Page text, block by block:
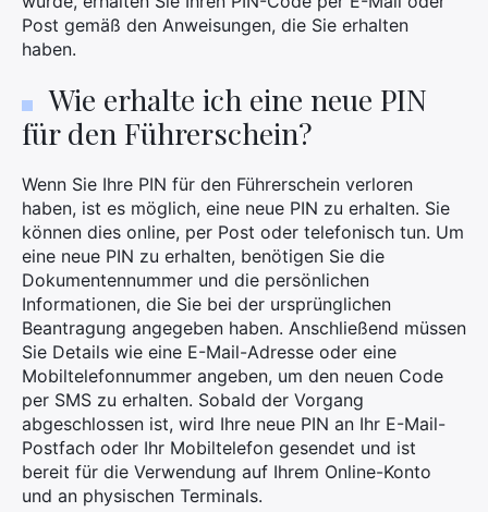
Post gemäß den Anweisungen, die Sie erhalten
haben.
Wie erhalte ich eine neue PIN
für den Führerschein?
Wenn Sie Ihre PIN für den Führerschein verloren
haben, ist es möglich, eine neue PIN zu erhalten. Sie
können dies online, per Post oder telefonisch tun. Um
eine neue PIN zu erhalten, benötigen Sie die
Dokumentennummer und die persönlichen
Informationen, die Sie bei der ursprünglichen
Beantragung angegeben haben. Anschließend müssen
Sie Details wie eine E-Mail-Adresse oder eine
Mobiltelefonnummer angeben, um den neuen Code
per SMS zu erhalten. Sobald der Vorgang
abgeschlossen ist, wird Ihre neue PIN an Ihr E-Mail-
Postfach oder Ihr Mobiltelefon gesendet und ist
bereit für die Verwendung auf Ihrem Online-Konto
und an physischen Terminals.